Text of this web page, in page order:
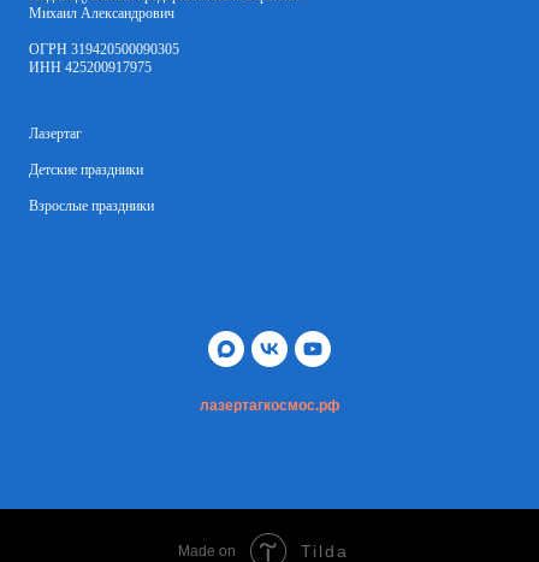
Михаил Александрович
ОГРН 319420500090305
ИНН 425200917975
Лазертаг
Детские праздники
Взрослые праздники
лазертагкосмос.рф
Made on Tilda